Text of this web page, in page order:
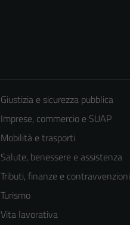
Giustizia e sicurezza pubblica
Imprese, commercio e SUAP
Mobilità e trasporti
Salute, benessere e assistenza
Tributi, finanze e contravvenzioni
Turismo
Vita lavorativa